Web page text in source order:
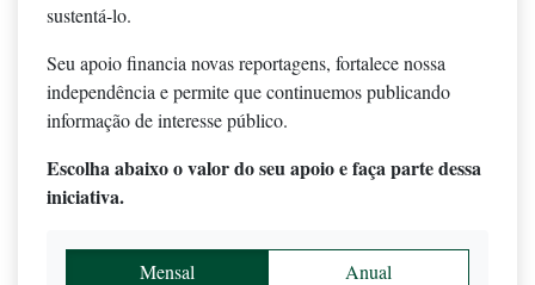
sustentá-lo.
Seu apoio financia novas reportagens, fortalece nossa
independência e permite que continuemos publicando
informação de interesse público.
Escolha abaixo o valor do seu apoio e faça parte dessa
iniciativa.
Mensal Anual